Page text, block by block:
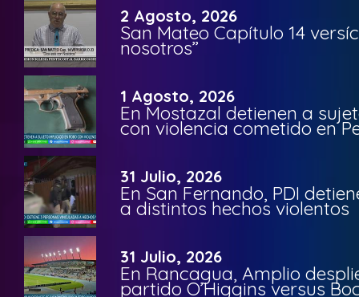
2 Agosto, 2026
San Mateo Capítulo 14
nosotros”
1 Agosto, 2026
En Mostazal detienen a
con violencia cometido en
31 Julio, 2026
En San Fernando, PDI
a distintos hechos violentos
31 Julio, 2026
En Rancagua, Amplio
partido O’Higgins versus